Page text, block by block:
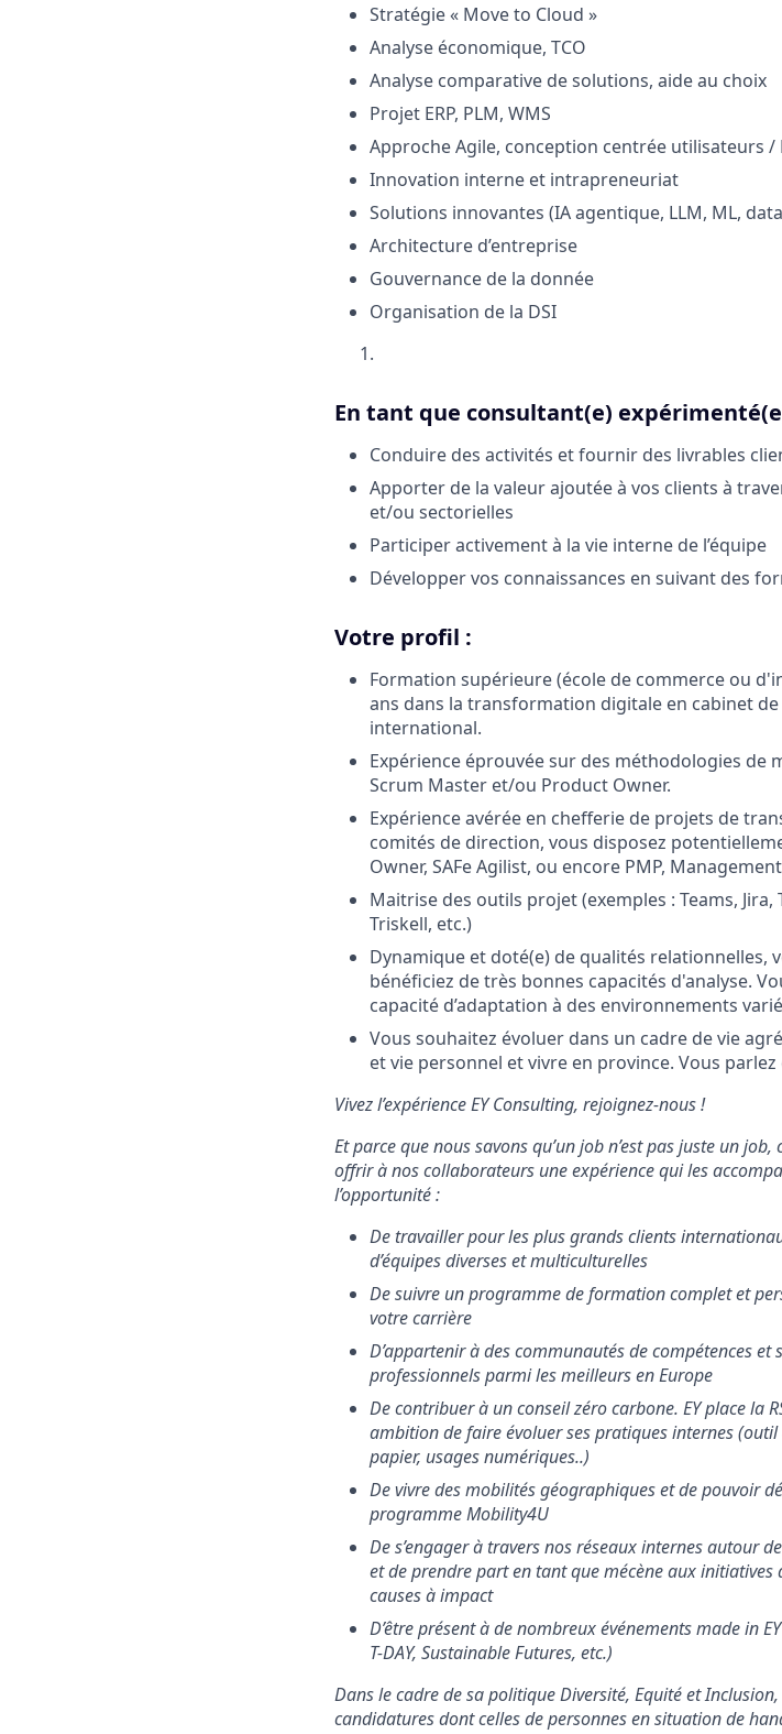
Stratégie « Move to Cloud »
Analyse économique, TCO
Analyse comparative de solutions, aide au choix
Projet ERP, PLM, WMS
Approche Agile, conception centrée utilisateurs /
Innovation interne et intrapreneuriat
Solutions innovantes (IA agentique, LLM, ML,
Architecture d’entreprise
Gouvernance de la donnée
Organisation de la DSI
En tant que consultant(e)
Conduire des activités et fournir des livrables
Apporter de la valeur ajoutée à vos clients à
et/ou sectorielles
Participer activement à la vie interne de l’équipe
Développer vos connaissances en suivant des
Votre profil :
Formation supérieure (école de commerce ou
ans dans la transformation digitale en cabinet
international.
Expérience éprouvée sur des méthodologies de
Scrum Master et/ou Product Owner.
Expérience avérée en chefferie de projets de
comités de direction, vous disposez
Owner, SAFe Agilist, ou encore PMP,
Maitrise des outils projet (exemples : Teams,
Triskell, etc.)
Dynamique et doté(e) de qualités relationnelles,
bénéficiez de très bonnes capacités d'analyse.
capacité d’adaptation à des environnements
Vous souhaitez évoluer dans un cadre de vie
et vie personnel et vivre en province. Vous
Vivez l’expérience EY Consulting, rejoignez-nous !
Et parce que nous savons qu’un job n’est pas juste un
offrir à nos collaborateurs une expérience qui les
l’opportunité :
De travailler pour les plus grands clients
d’équipes diverses et multiculturelles
De suivre un programme de formation complet et
votre carrière
D’appartenir à des communautés de compétences
professionnels parmi les meilleurs en Europe
De contribuer à un conseil zéro carbone. EY place la
ambition de faire évoluer ses pratiques internes
papier, usages numériques..)
De vivre des mobilités géographiques et de pouvoir
programme Mobility4U
De s’engager à travers nos réseaux internes autour
et de prendre part en tant que mécène aux
causes à impact
D’être présent à de nombreux événements made in
T-DAY, Sustainable Futures, etc.)
Dans le cadre de sa politique Diversité, Equité et
candidatures dont celles de personnes en situation de